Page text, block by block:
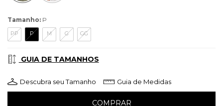
Tamanho: P
PP P M G GG
GUIA DE TAMANHOS
Descubra seu Tamanho Guia de Medidas